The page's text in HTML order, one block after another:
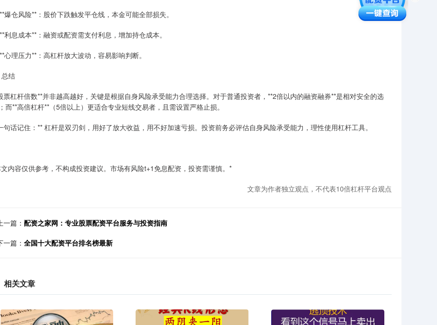
爆仓风险**：股价下跌触发平仓线，本金可能全部损失。
利息成本**：融资或配资需支付利息，增加持仓成本。
心理压力**：高杠杆放大波动，容易影响判断。
结
票杠杆倍数**并非越高越好，关键是根据自身风险承受能力合理选择。对于普通投资者，**2倍以内的融资融券**是相对安全的选
而**高倍杠杆**（5倍以上）更适合专业短线交易者，且需设置严格止损。
句话记住：** 杠杆是双刃剑，用好了放大收益，用不好加速亏损。投资前务必评估自身风险承受能力，理性使用杠杆工具。
内容仅供参考，不构成投资建议。市场有风险t+1免息配资，投资需谨慎。*
文章为作者独立观点，不代表10倍杠杆平台观点
一篇： 配资之家网：专业股票配资平台服务与投资指南
一篇： 全国十大配资平台排名榜最新
相关文章